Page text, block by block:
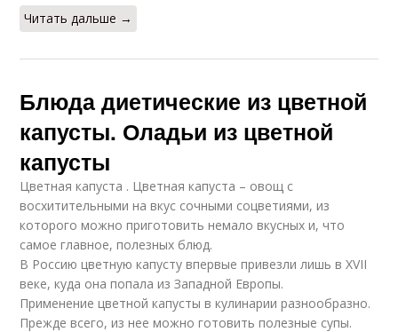
Читать дальше →
Блюда диетические из цветной
капусты. Оладьи из цветной
капусты
Цветная капуста . Цветная капуста – овощ с
восхитительными на вкус сочными соцветиями, из
которого можно приготовить немало вкусных и, что
самое главное, полезных блюд.
В Россию цветную капусту впервые привезли лишь в XVII
веке, куда она попала из Западной Европы.
Применение цветной капусты в кулинарии разнообразно.
Прежде всего, из нее можно готовить полезные супы.